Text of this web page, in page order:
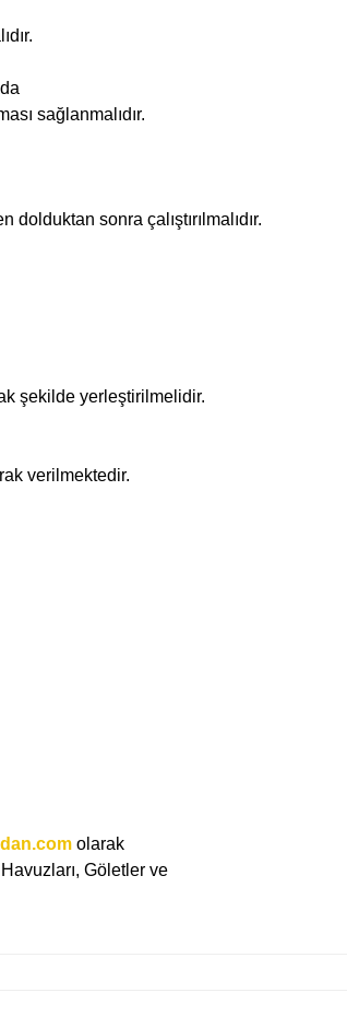
sağlanmalıdır.
sonra çalıştırılmalıdır.
şekilde yerleştirilmelidir.
verilmektedir.
olarak
Göletler ve